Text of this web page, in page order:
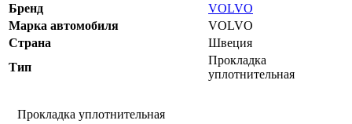
Бренд
VOLVO
Марка автомобиля
VOLVO
Страна
Швеция
Тип
Прокладка
уплотнительная
Прокладка уплотнительная